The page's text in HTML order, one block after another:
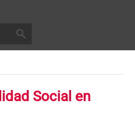
Social en